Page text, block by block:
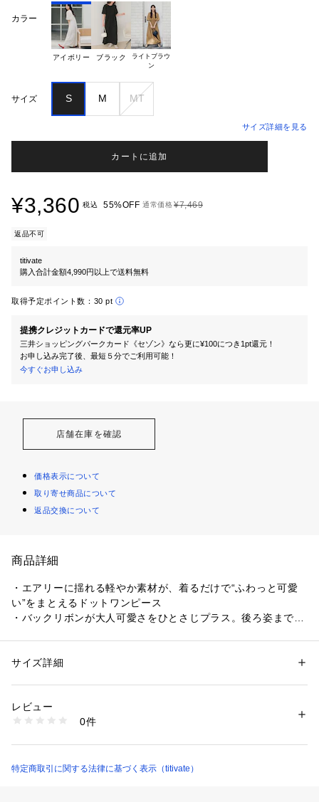
カラー
アイボリー ブラック
ライトブラウ
サイズ S M MT
サイズ詳細を見る
カートに追加
¥3,360 税込 55%OFF 通常価格¥7,469
返品不可
titivate
購入合計金額4,990円以上で送料無料
取得予定ポイント数： 30 pt
提携クレジットカードで還元率UP
三井ショッピングパークカード《セゾン》なら更に¥100につき1pt還元！
お申し込み完了後、最短５分でご利用可能！
今すぐお申し込み
店舗在庫を確認
価格表示について
取り寄せ商品について
返品交換について
商品詳細
・エアリーに揺れる軽やか素材が、着るだけで“ふわっと可愛
い”をまとえるドットワンピース
・バックリボンが大人可愛さをひとさじプラス。後ろ姿まで抜
にもぴったりのストレスフリー素材
・程よくゆとりのあるシルエットで、体のラインを拾わずラク
なのに、きちんと“女っぽさ”はキープ
・サンダルでリゾート気分、スニーカーでデイリーに、合わせ
性別：レディース
素材：【本体】
【裏地】
ポリエステル 95%
生産国：中国
AHXP4485 （ショップ）
サイズ詳細
レビュー
0件
特定商取引に関する法律に基づく表示（titivate）